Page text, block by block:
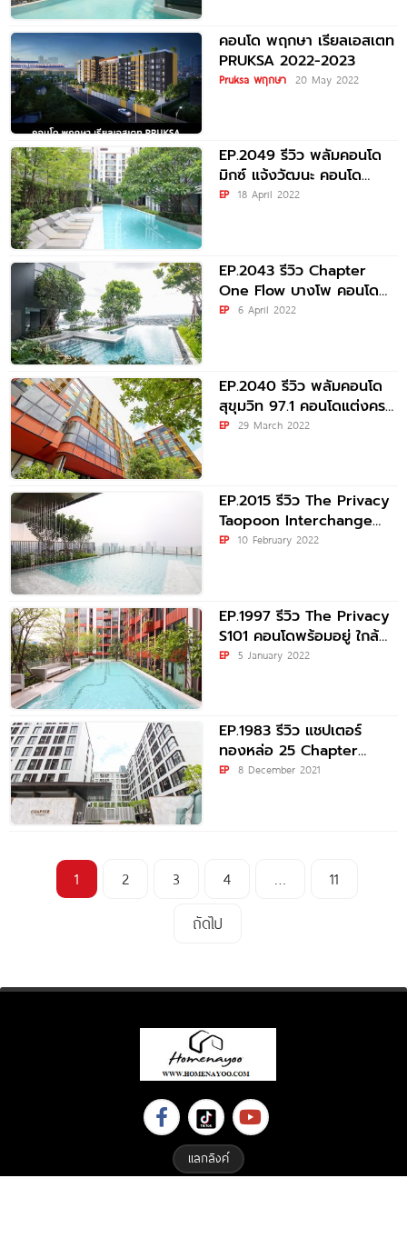
คอนโด พฤกษา เรียลเอสเตท
PRUKSA 2022-2023
Pruksa พฤกษา 20 May 2022
EP.2049 รีวิว พลัมคอนโด
มิกซ์ แจ้งวัฒนะ คอนโด
พร้อมอยู่ เฟสสุดท้าย ดีที่สุด
EP 18 April 2022
EP.2043 รีวิว Chapter
One Flow บางโพ คอนโด
สร้างเสร็จพร้อมอยู่ ตกแต่ง
EP 6 April 2022
EP.2040 รีวิว พลัมคอนโด
สุขุมวิท 97.1 คอนโดแต่งครบ
พร้อมอยู่ เพียง 550 เมตร
EP 29 March 2022
EP.2015 รีวิว The Privacy
Taopoon Interchange
คอนโดใหม่ พร้อมเข้าอยู่ ใกล้
EP 10 February 2022
EP.1997 รีวิว The Privacy
S101 คอนโดพร้อมอยู่ ใกล้
BTS ปุณณวิถี เริ่ม
EP 5 January 2022
EP.1983 รีวิว แชปเตอร์
ทองหล่อ 25 Chapter
Thonglor 25 คอนโดแต่ง
EP 8 December 2021
1 2 3 4 …
11
ถัดไป
แลกลิงค์